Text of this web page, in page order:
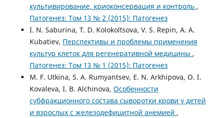
культивирование, криоконсервация и контроль ,
Патогенез: Том 13 № 2 (2015): Патогенез
I. N. Saburina, T. D. Kolokoltsova, V. S. Repin, A. A.
Kubatiev, Перспективы и проблемы применения
культур клеток для регенеративной медицины ,
Патогенез: Том 13 № 1 (2015): Патогенез
M. F. Utkina, S. A. Rumyantsev, E. N. Arkhipova, O. I.
Kovaleva, I. B. Alchinova, Особенности
субфракционного состава сыворотки крови у детей
и взрослых с железодефицитной анемией ,